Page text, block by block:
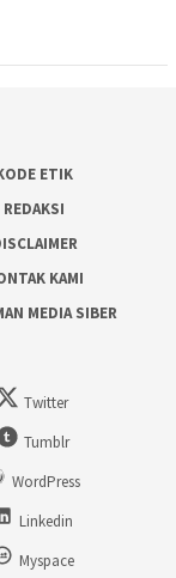
ETIK
REDAKSI
KAMI
MEDIA SIBER
Twitter
Tumblr
WordPress
Linkedin
Myspace